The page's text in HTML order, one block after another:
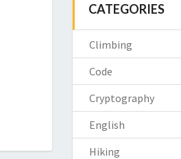
CATEGORIES
Climbing
Code
Cryptography
English
Hiking